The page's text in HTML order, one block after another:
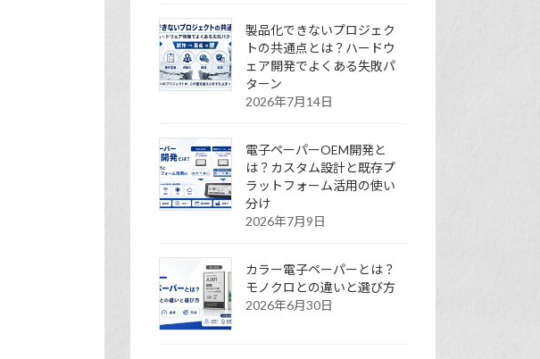
製品化できないプロジェク
トの共通点とは？ハードウ
ェア開発でよくある失敗パ
ターン
2026年7月14日
電子ペーパーOEM開発と
は？カスタム設計と既存プ
ラットフォーム活用の使い
分け
2026年7月9日
カラー電子ペーパーとは？
モノクロとの違いと選び方
2026年6月30日